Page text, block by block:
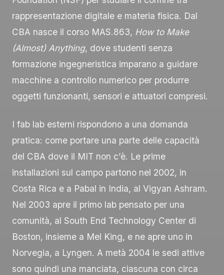
rappresentazione digitale e materia fisica. Dal
CBA nasce il corso MAS.863, How to Make
(Almost) Anything, dove studenti senza
formazione ingegneristica imparano a guidare
macchine a controllo numerico per produrre
oggetti funzionanti, sensori e attuatori compresi.
I fab lab esterni rispondono a una domanda
pratica: come portare una parte delle capacità
del CBA dove il MIT non c’è. Le prime
installazioni sul campo partono nel 2002, in
Costa Rica e a Pabal in India, al Vigyan Ashram.
Nel 2003 apre il primo lab pensato per una
comunità, al South End Technology Center di
Boston, insieme a Mel King, e ne apre uno in
Norvegia, a Lyngen. A metà 2004 le sedi attive
sono quindi una manciata, ciascuna con circa